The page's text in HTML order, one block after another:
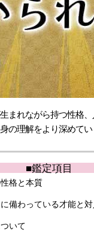
まれながら持つ性格
の理解をより深めて
■鑑定項目
格と本質
備わっている才能と
いて